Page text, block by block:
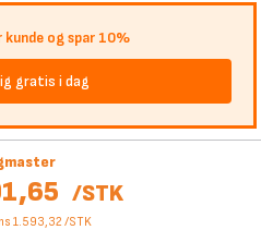
kunde og spar 10%
gratis i dag
/STK
1.593,32 /STK